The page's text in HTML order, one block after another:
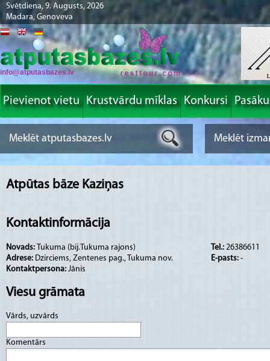
Svētdiena, 9. Augusts, 2026
Madara, Genoveva
info@atputasbazes.lv
Pievienot vietu Krustvārdu mīklas Konkursi
Atpūtas bāze Kaziņas
Kontaktinformācija
Novads: Tukuma (bij.Tukuma rajons)
Adrese: Dzirciems, Zentenes pag., Tukuma nov.
Kontaktpersona: Jānis
Tel.: 26386611
E-pasts: -
Viesu grāmata
Vārds, uzvārds
Komentārs